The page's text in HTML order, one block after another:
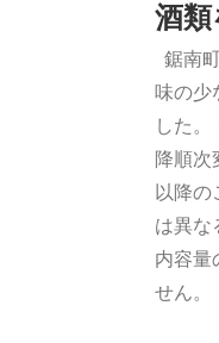
酒類
鋸南
味の少
した
降順次
以降の
は異な
内容量
せん。